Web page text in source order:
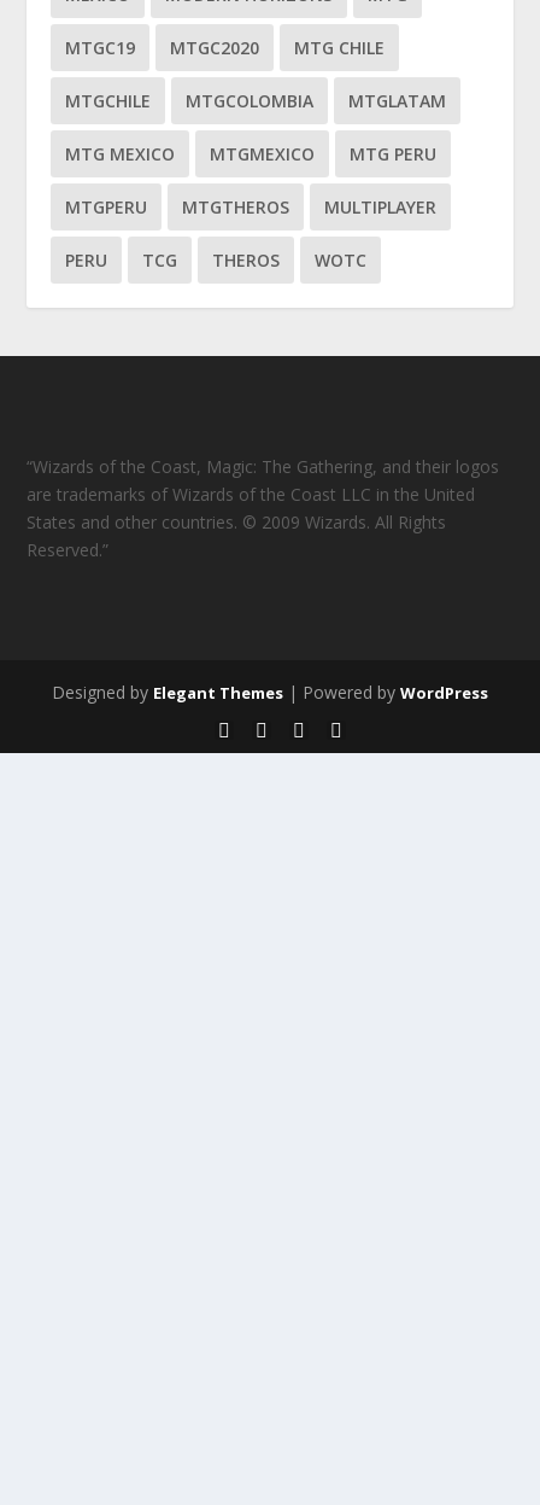
MTGC19 MTGC2020 MTG CHILE
MTGCHILE MTGCOLOMBIA MTGLATAM
MTG MEXICO MTGMEXICO MTG PERU
MTGPERU MTGTHEROS MULTIPLAYER
PERU TCG THEROS WOTC
“Wizards of the Coast, Magic: The Gathering, and their logos
are trademarks of Wizards of the Coast LLC in the United
States and other countries. © 2009 Wizards. All Rights
Reserved.”
Designed by Elegant Themes | Powered by WordPress